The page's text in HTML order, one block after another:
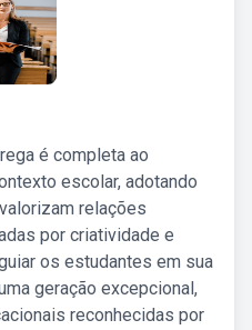
é completa ao
escolar, adotando
relações
por criatividade e
os estudantes em sua
geração excepcional,
reconhecidas por